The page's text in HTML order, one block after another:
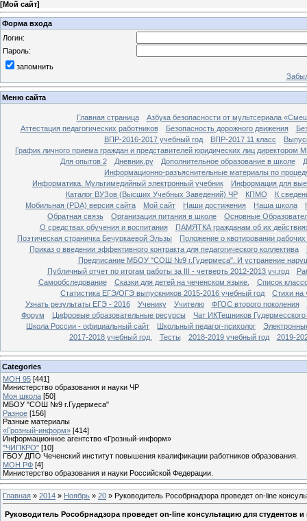
[Мой сайт]
Форма входа
Логин:
Пароль:
запомнить
Меню сайта
Главная страница
Азбука безопасности от мультсериала
Аттестация педагогических работников
Безопасность дорожного движения
ВПР-2016-2017 учебный год
ВПР-2017 11 класс
График личного приема граждан и представителей юридических лиц
Для опытов 2
Дневник.ру Дополнительное образование в школе
Информационно-разъяснительные материалы по
Информатика. Мультимедийный электронный учебник
Информация для
Каталог ВУЗов (Высших Учебных Заведений) ЧР
КПМО
К
Мобильная (PDA) версия сайта
Мой сайт Наши достижения Наша школа
Обратная связь
Организация питания в школе
Основные
О средствах обучения и воспитания
ПАМЯТКА гражданам об их
Поэтическая страничка Бечуркаевой Эльзы
Положение о квотировании
Приказ о введении эффективного контракта для педагогического коллектива
Предписание МБОУ "СОШ №9 г.Гудермеса". И устранение
Публичный отчет по итогам работы за III - четверть 2012-2013 уч.год
Самообследование
Сказки для детей на чеченском языке.
Список
Статистика ЕГЭ/ОГЭ выпускников 2015-2016 учебный год
Стихи на
Узнать результаты ЕГЭ - 2016
Ученику Учителю ФГОС второго поколения
Форум
Цифровые образовательные ресурсы
Чат ИКТешников Гудермесского
Школа России - официальный сайт
Школьный педагог-психолог
2017-2018 учебный год.
Тесты 2018-2019 учебный год 2019-
Categories
МОН 95 [441]
Министерство образования и науки ЧР
Моя школа [50]
МБОУ "СОШ №9 г.Гудермеса"
Разное [156]
Разные материалы
«Грозный-информ» [414]
Информационное агентство «Грозный-информ»
"ЧИПКРО" [10]
ГБОУ ДПО Чеченский институт повышения квалификации работников образования.
МОН РФ [4]
Министерство образования и науки Российской Федерации.
Главная » 2014 » Ноябрь » 20 » Руководитель Рособрнадзора проведет on-line
Руководитель Рособрнадзора проведет on-line консультацию для студентов